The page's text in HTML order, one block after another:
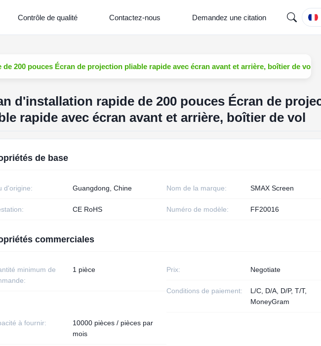
Contrôle de qualité Contactez-nous Demandez une citation
200 pouces Écran de projection pliable rapide avec écran avant et arrière, boîtier de vol
d'installation rapide de 200 pouces Écran de
rapide avec écran avant et arrière, boîtier de vol
de base
d'origine: Guangdong, Chine Nom de la marque: SMAX Screen
CE RoHS Numéro de modèle: FF20016
commerciales
minimum de
1 pièce Prix: Negotiate
Conditions de paiement:
L/C, D/A, D/P, T/T,
MoneyGram
à fournir:
10000 pièces / pièces par
mois